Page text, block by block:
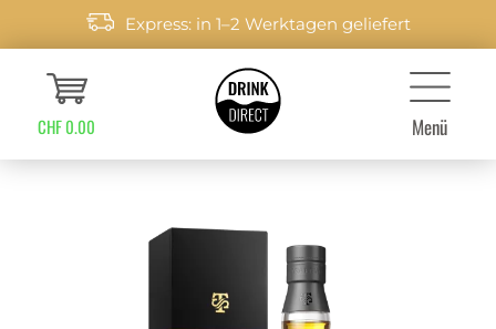
Express: in 1–2 Werktagen geliefert
CHF 0.00 Menü